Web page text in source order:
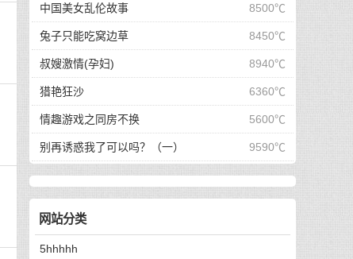
8500℃
中国美女乱伦故事
8450℃
兔子只能吃窝边草
8940℃
叔嫂激情(孕妇)
6360℃
猎艳狂沙
5600℃
情趣游戏之同房不换
9590℃
别再诱惑我了可以吗？（一）
网站分类
5hhhhh